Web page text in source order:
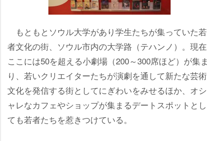
もともとソウル大学があり学生たちが集っていた若
者文化の街、ソウル市内の大学路（テハンノ）。現在
ここには50を超える小劇場（200～300席ほど）が集ま
り、若いクリエイターたちが演劇を通して新たな芸術
文化を発信する街としてにぎわいをみせるほか、オシ
ャレなカフェやショップが集まるデートスポットとし
ても若者たちを惹きつけている。